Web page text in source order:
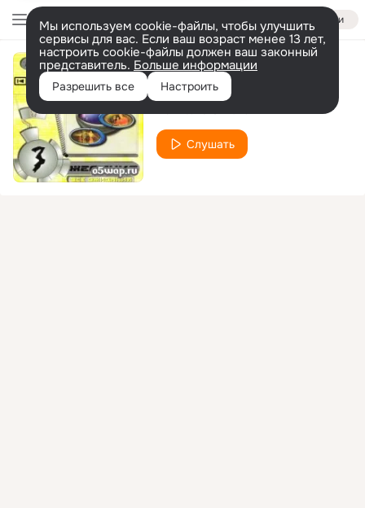
Войти
Мы используем cookie-файлы, чтобы улучшить
сервисы для вас. Если ваш возраст менее 13 лет,
настроить cookie-файлы должен ваш законный
представитель. Больше информации
Разрешить все Настроить
Не ищи меня
Слушать